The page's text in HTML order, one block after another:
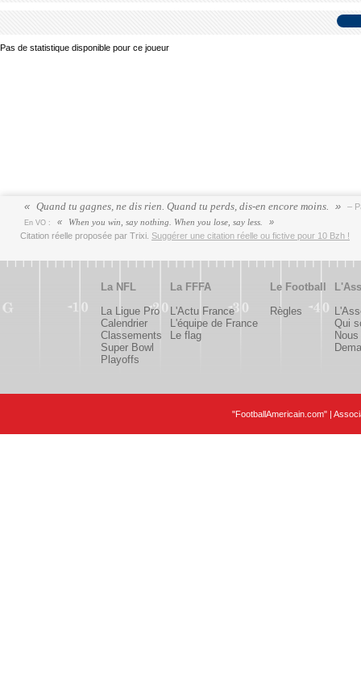
Pas de statistique disponible pour ce joueur
Quand tu gagnes, ne dis rien. Quand tu perds, dis-en encore moins. –
En VO :
When you win, say nothing. When you lose, say less.
Citation réelle proposée par Trixi. Suggérer une citation réelle ou fictive pour 10 Bzh !
La NFL
La Ligue Pro
Calendrier
Classements
Super Bowl
Playoffs
La FFFA
L'Actu France
L'équipe de France
Le flag
Le Football
Règles
Qui
"FootballAmericain.com" |